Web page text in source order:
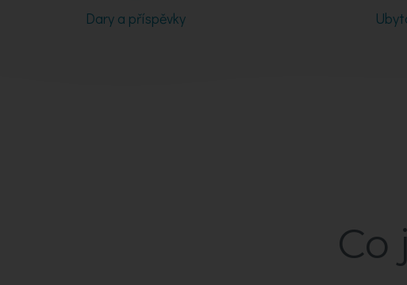
Dary a příspěvky
Co